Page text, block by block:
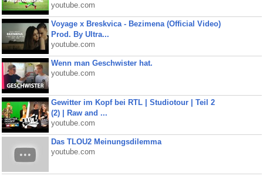
youtube.com
Voyage x Breskvica - Bezimena (Official Video)
Prod. By Ultra...
youtube.com
Wenn man Geschwister hat.
youtube.com
Gewitter im Kopf bei RTL | Studiotour | Teil 2
(2) | Raw and ...
youtube.com
Das TLOU2 Meinungsdilemma
youtube.com